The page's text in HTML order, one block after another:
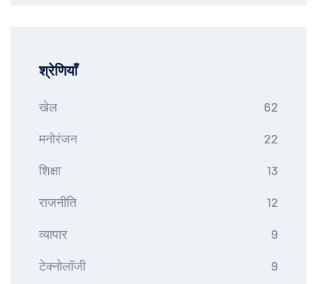
श्रेणियाँ
खेल 62
मनोरंजन 22
शिक्षा 13
राजनीति 12
व्यापार 9
टेक्नोलॉजी 9